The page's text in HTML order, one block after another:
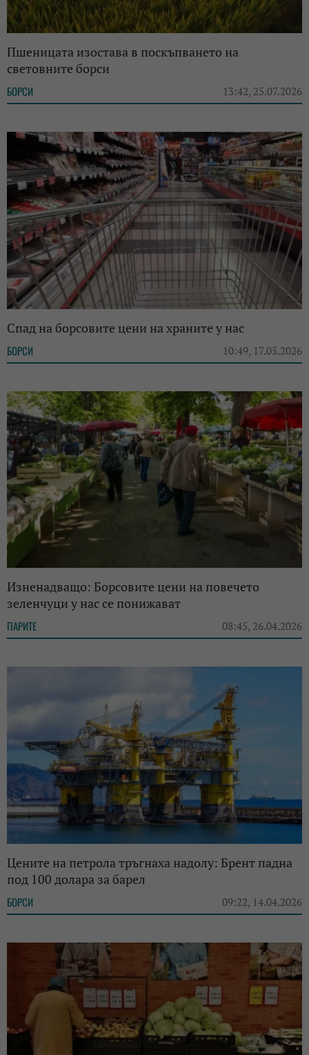
Пшеницата изостава в поскъпването на
световните борси
БОРСИ 13:42, 25.07.2026
Спад на борсовите цени на храните у нас
БОРСИ 10:49, 17.05.2026
Изненадващо: Борсовите цени на повечето
зеленчуци у нас се понижават
ПАРИТЕ 08:45, 26.04.2026
Цените на петрола тръгнаха надолу: Брент падна
под 100 долара за барел
БОРСИ 09:22, 14.04.2026